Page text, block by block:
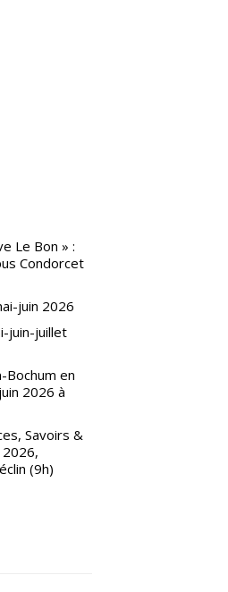
Le Bon » :
Condorcet
juin 2026
juin-juillet
Bochum en
2026 à
Savoirs &
(9h)